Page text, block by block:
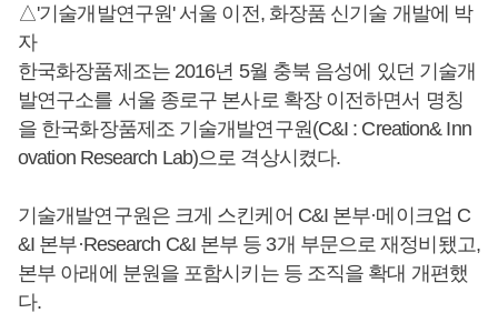
△'기술개발연구원' 서울 이전, 화장품 신기술 개발에 박
자
한국화장품제조는 2016년 5월 충북 음성에 있던 기술개
발연구소를 서울 종로구 본사로 확장 이전하면서 명칭
을 한국화장품제조 기술개발연구원(C&I : Creation& Inn
ovation Research Lab)으로 격상시켰다.
기술개발연구원은 크게 스킨케어 C&I 본부·메이크업 C
&I 본부·Research C&I 본부 등 3개 부문으로 재정비됐고,
본부 아래에 분원을 포함시키는 등 조직을 확대 개편했
다.